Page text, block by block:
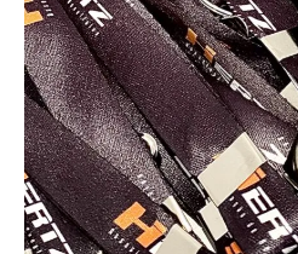
Cartão PVC sob medida
exclusiva
Os cartões em PVC personalizados
diferentes situações, como clubes
planos de saúde, além de controle
clientes. Muitas empresas utilizam